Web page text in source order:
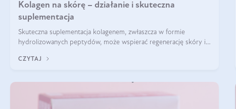
Kolagen na skórę – działanie i skuteczna
suplementacja
Skuteczna suplementacja kolagenem, zwłaszcza w formie
hydrolizowanych peptydów, może wspierać regenerację skóry i
regularnością stosowania.
CZYTAJ